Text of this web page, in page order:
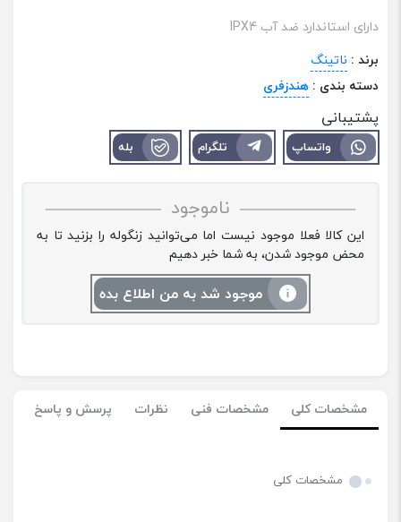
دارای استاندارد ضد آب IPX4
برند : ناتینگ
دسته بندی : هندزفری
پشتیبانی
واتساپ تلگرام بله
ناموجود
این کالا فعلا موجود نیست اما می‌توانید زنگوله را بزنید تا به
محض موجود شدن، به شما خبر دهیم
موجود شد به من اطلاع بده
مشخصات کلی مشخصات فنی نظرات پرسش و پاسخ
مشخصات کلی